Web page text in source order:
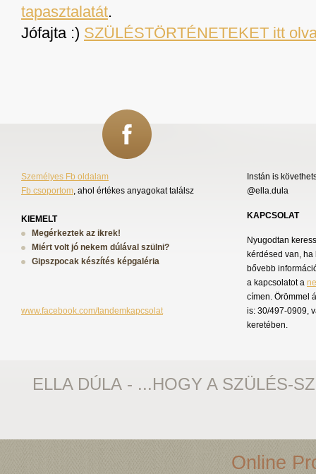
tapasztalatát.
Jófajta :) SZÜLÉSTÖRTÉNETEKET itt
Személyes Fb oldalam
Fb csoportom, ahol értékes anyagokat találsz
KIEMELT
Megérkeztek az ikrek!
Miért volt jó nekem dúlával szülni?
Gipszpocak készítés képgaléria
www.facebook.com/tandemkapcsolat
Instán is
@ella.dula
KAPCSOLAT
Nyugodtan
kérdésed van,
bővebb
a kapcsolatot a
címen. Örömmel
is: 30/497-0909,
keretében.
ELLA DÚLA - ...HOGY A SZÜLÉS-
Online